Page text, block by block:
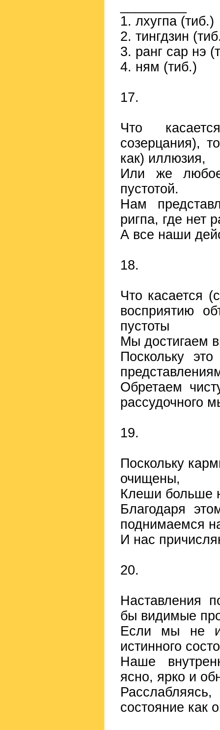
1. лхугпа (тиб.)
2. тингдзин
3. ранг сар нэ
4. ням (тиб.)
17.
Что
созерцания),
как) иллюзия,
Или же
пустотой.
Нам
ригпа, где нет
А все наши
18.
Что касается
восприятию
пустоты
Мы достигаем
Поскольку
Обретаем
рассудочного
19.
Поскольку
очищены,
Клеши больше
Благодаря
поднимаемся
И нас
20.
Наставления
бы видимые
Если мы не
истинного
Наше
ясно, ярко и
состояние как